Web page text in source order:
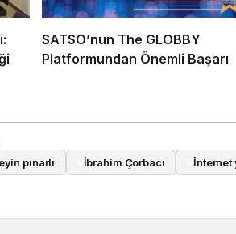
SATSO’nun The GLOBBY
Platformundan Önemli Başarı
pınarlı İbrahim Çorbacı İnternet